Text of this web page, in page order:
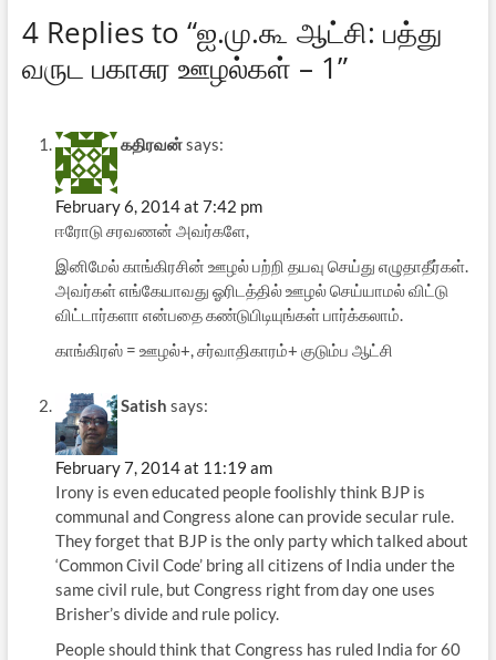
4 Replies to “ஐ.மு.கூ ஆட்சி: பத்து
வருட பகாசுர ஊழல்கள் – 1”
கதிரவன்says:
February 6, 2014 at 7:42 pm
ஈரோடு சரவணன் அவர்களே,
இனிமேல் காங்கிரசின் ஊழல் பற்றி தயவு செய்து எழுதாதீர்கள்.
அவர்கள் எங்கேயாவது ஓரிடத்தில் ஊழல் செய்யாமல் விட்டு
விட்டார்களா என்பதை கண்டுபிடியுங்கள் பார்க்கலாம்.
காங்கிரஸ் = ஊழல்+, சர்வாதிகாரம்+ குடும்ப ஆட்சி
Satish says:
February 7, 2014 at 11:19 am
Irony is even educated people foolishly think BJP is
communal and Congress alone can provide secular rule.
They forget that BJP is the only party which talked about
‘Common Civil Code’ bring all citizens of India under the
same civil rule, but Congress right from day one uses
Brisher’s divide and rule policy.
People should think that Congress has ruled India for 60